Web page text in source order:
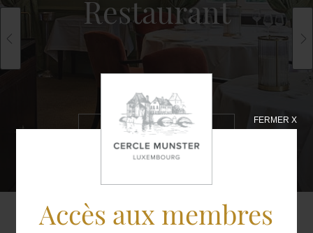
Accès aux membres
FERMER X
Restaurant
EN SAVOIR
PLUS